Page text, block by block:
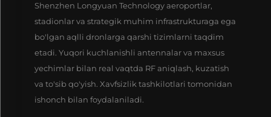
Shenzhen Longyuan Technology aeroportlar,
stadionlar va strategik muhim infrastrukturaga ega
bo'lgan aqlli dronlarga qarshi tizimlarni taqdim
etadi. Yuqori kuchlanishli antennalar va maxsus
yechimlar bilan real vaqtda RF aniqlash, kuzatish
va to'sib qo'yish. Xavfsizlik tashkilotlari tomonidan
ishonch bilan foydalaniladi.